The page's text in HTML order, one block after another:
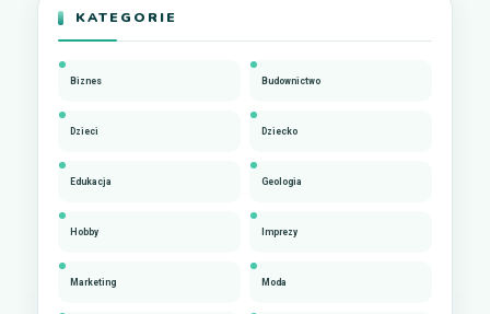
KATEGORIE
Biznes Budownictwo
Dzieci Dziecko
Edukacja Geologia
Hobby Imprezy
Marketing Moda